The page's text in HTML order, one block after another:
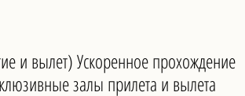
и вылет) Ускоренное прохождение
залы прилета и вылета